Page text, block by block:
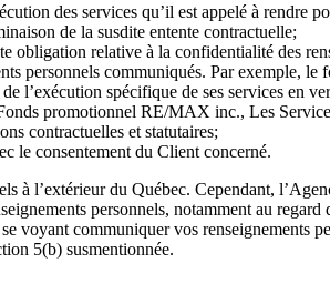
des services qu’il est appelé à rendre
de la susdite entente contractuelle;
relative à la confidentialité des
personnels communiqués. Par exemple,
l’exécution spécifique de ses services en
promotionnel RE/MAX inc., Les
contractuelles et statutaires;
le consentement du Client concerné.
à l’extérieur du Québec. Cependant,
personnels, notamment au
voyant communiquer vos renseignements
5(b) susmentionnée.